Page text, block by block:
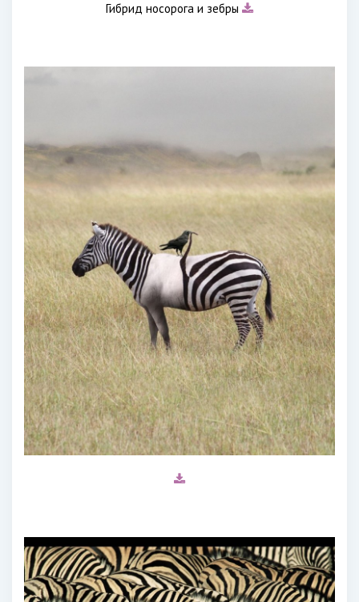
Гибрид носорога и зебры